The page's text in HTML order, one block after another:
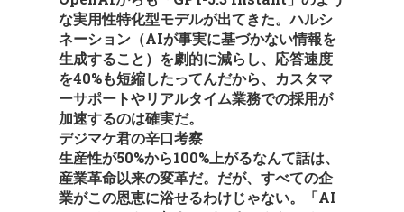
な実用性特化型モデルが出てきた。ハルシ
ネーション（AIが事実に基づかない情報を
生成すること）を劇的に減らし、応答速度
を40%も短縮したってんだから、カスタマ
ーサポートやリアルタイム業務での採用が
加速するのは確実だ。
デジマケ君の辛口考察
生産性が50%から100%上がるなんて話は、
産業革命以来の変革だ。だが、すべての企
業がこの恩恵に浴せるわけじゃない。「AI